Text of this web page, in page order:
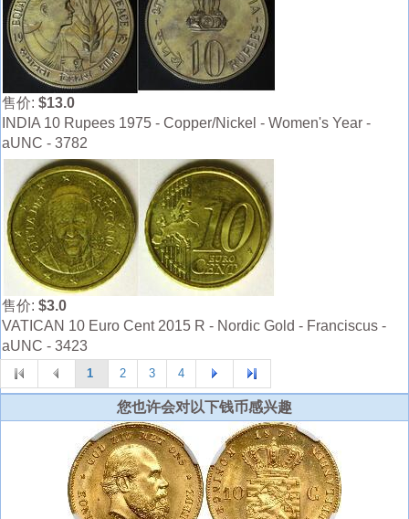
售价: $13.0
INDIA 10 Rupees 1975 - Copper/Nickel - Women's Year -
aUNC - 3782
售价: $3.0
VATICAN 10 Euro Cent 2015 R - Nordic Gold - Franciscus -
aUNC - 3423
1 2 3 4
您也许会对以下钱币感兴趣